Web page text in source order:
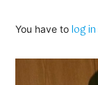
You have tolog in